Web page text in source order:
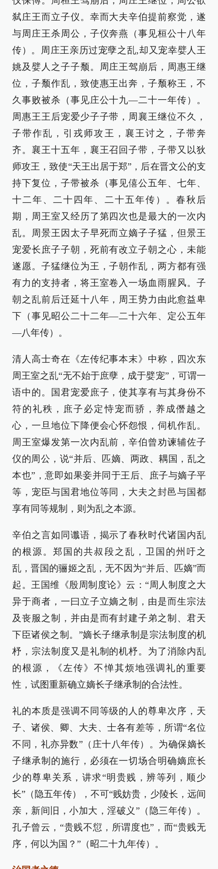
弑庄王而立子仪。幸而大夫辛伯提前察觉，遂
与周庄王杀周公，子仪奔燕（事见桓公十八年
传）。周庄王亲历过宠孽之乱,却又宠幸嬖人王
姚及嬖人之子子颓。周庄王驾崩后，周惠王继
位，子颓作乱，致使惠王出奔，子颓称王，不
久事败被杀（事见庄公十九—二十一年传）。
周惠王王后宠爱少子子带，周襄王继位不久，
子带作乱，引戎师攻王，襄王讨之，子带奔
齐。襄王十五年，襄王召回子带，子带又以狄
师攻王，致使“天王出居于郑”，后在晋文公的支
持下复位，子带被杀（事见僖公五年、七年、
十二年、二十四年、二十五年传）。春秋后
期，周王室又经历了第四次也是最大的一次内
乱。周景王因太子早死而立嫡子子猛，但景王
宠爱长庶子子朝，死前有改立子朝之心，未能
遂愿。子猛继位为王，子朝作乱，两方都有强
有力的支持者，将王室卷入一场血雨腥风。子
朝之乱前后迁延十八年，周王势力由此愈益卑
下（事见昭公二十二年—二十六年、定公五年
—八年传）。
清人高士奇在《左传纪事本末》中称，四次东
周王室之乱“无不始于庶孽，成于嬖宠”，可谓一
语中的。国君宠爱庶子，使其享有与其身份不
符的礼秩，庶子必定恃宠而骄，养成僭越之
心，一旦地位下降便会心怀怨恨，伺机作乱。
周王室爆发第一次内乱前，辛伯曾劝谏辅佐子
仪的周公，说“并后、匹嫡、两政、耦国，乱之
本也”，意即如果妾并同于王后、庶子与嫡子平
等，宠臣与国君地位等同，大夫之封邑与国都
享有同等规制，则为乱之本源。
辛伯之言如同谶语，揭示了春秋时代诸国内乱
的根源。郑国的共叔段之乱，卫国的州吁之
乱，晋国的骊姬之乱，无不因为“并后、匹嫡”而
起。王国维《殷周制度论》云：“周人制度之大
异于商者，一曰立子立嫡之制，由是而生宗法
及丧服之制，并由是而有封建子弟之制、君天
下臣诸侯之制。”嫡长子继承制是宗法制度的机
杼，宗法制度又是礼制的机杼。为了消除内乱
的根源，《左传》不惮其烦地强调礼的重要
性，试图重新确立嫡长子继承制的合法性。
礼的本质是强调不同等级的人的尊卑次序，天
子、诸侯、卿、大夫、士各有差等，所谓“名位
不同，礼亦异数”（庄十八年传）。为确保嫡长
子继承制的施行，必须在一切场合明确嫡庶长
少的尊卑关系，讲求“明贵贱，辨等列，顺少
长”（隐五年传），不可“贱妨贵，少陵长，远间
亲，新间旧，小加大，淫破义”（隐三年传）。
孔子曾云，“贵贱不愆，所谓度也”，而“贵贱无
序，何以为国？”（昭二十九年传）。